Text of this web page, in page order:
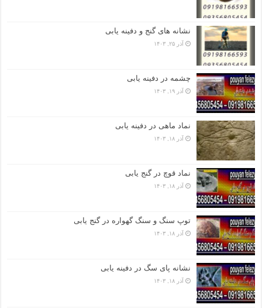
نشانه های گنج و دفینه یابی
آذر ۲۵, ۱۴۰۳
چشمه در دفینه یابی
آذر ۱۹, ۱۴۰۳
نماد ماهی در دفینه یابی
آذر ۱۸, ۱۴۰۳
نماد قوچ در گنج یابی
آذر ۱۸, ۱۴۰۳
توپ سنگ و سنگ گهواره در گنج یابی
آذر ۱۸, ۱۴۰۳
نشانه پای سگ در دفینه یابی
آذر ۱۸, ۱۴۰۳